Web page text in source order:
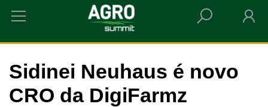
HOME SIDINEI NEUHAUS É NOVO CRO DA DIGIFARMZ
Sidinei Neuhaus é novo
CRO da DigiFarmz